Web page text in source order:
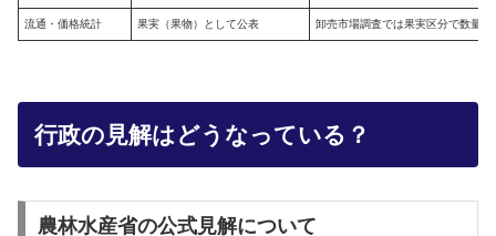
流通・価格統計 果実（果物）として公表 卸売市場調査では果実区分で数量
行政の見解はどうなっている？
農林水産省の公式見解について